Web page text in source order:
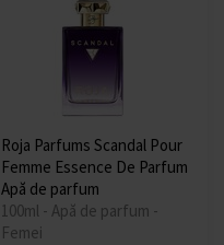
Roja Parfums Scandal Pour
Femme Essence De Parfum
Apă de parfum
100ml - Apă de parfum -
Femei